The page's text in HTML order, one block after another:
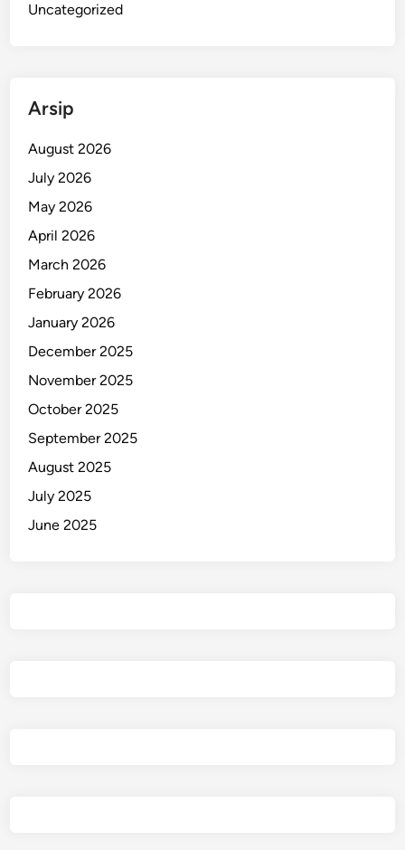
Uncategorized
Arsip
August 2026
July 2026
May 2026
April 2026
March 2026
February 2026
January 2026
December 2025
November 2025
October 2025
September 2025
August 2025
July 2025
June 2025